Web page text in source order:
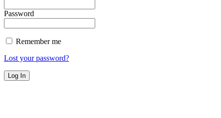
Password
Remember me
Lost your password?